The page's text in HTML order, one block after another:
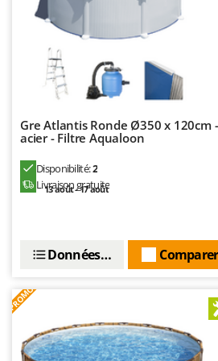
Master
Mastercook
Masterpro
McCulloch
Michelin
Minox
MOSA
MTD
Gre Atlantis Ronde Ø350 x 120cm
acier - Filtre Aqualoon
Disponibilité:2
Livraison gratuite
13 août - 17 août
Comparer
Données techniques
PROMO